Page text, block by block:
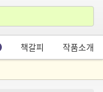
책갈피 작품소개